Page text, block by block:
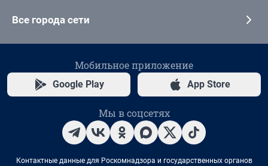
Все города сети
Мобильное приложение
Google Play App Store
Мы в соцсетях
Контактные данные для Роскомнадзора и государственных органов